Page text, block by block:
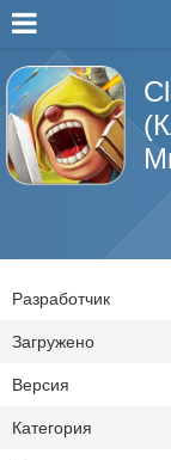
Разработчик
Загружено
Версия
Категория